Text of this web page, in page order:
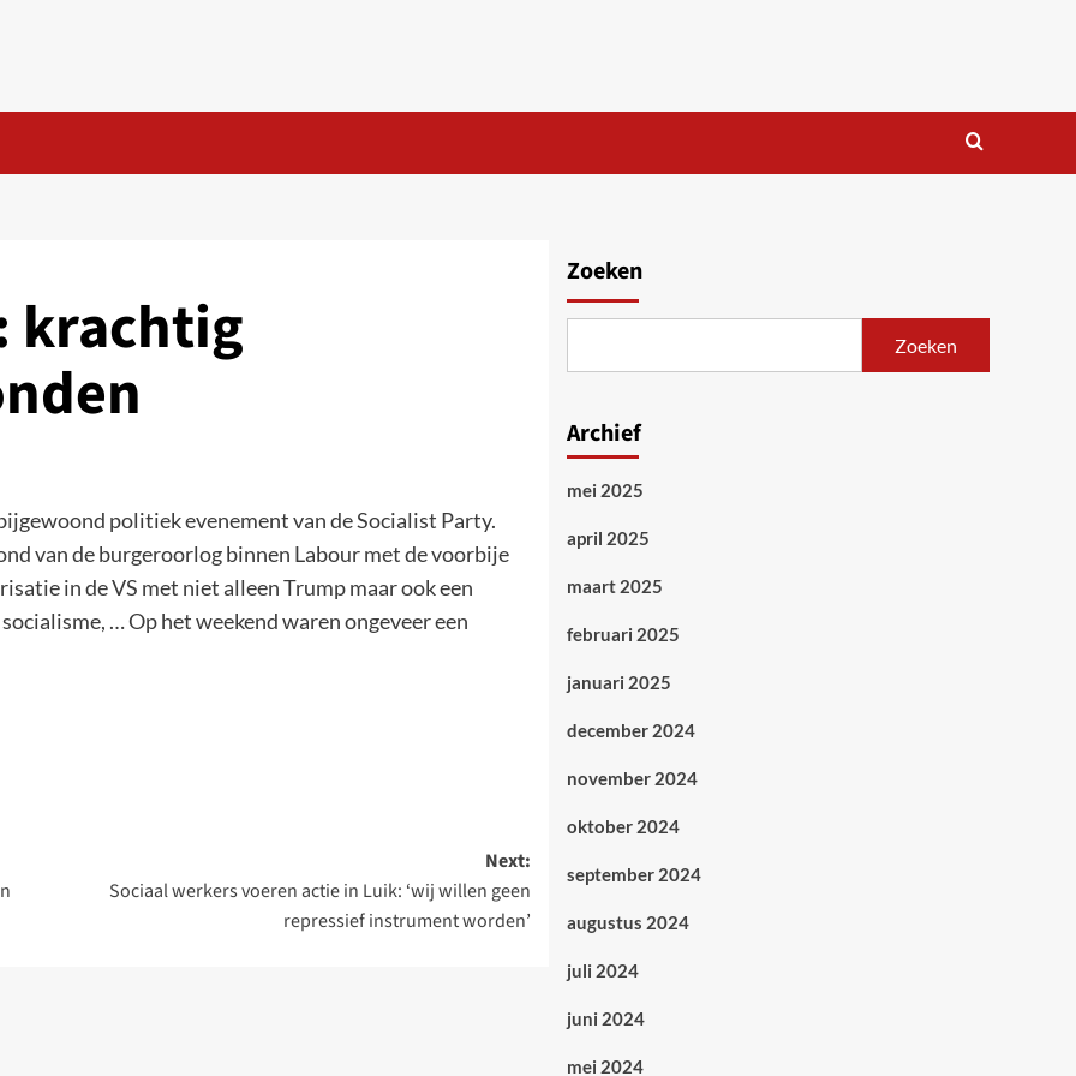
krachtig
politiek evenement van de Socialist Party.
van de burgeroorlog binnen Labour met de voorbije
in de VS met niet alleen Trump maar ook een
… Op het weekend waren ongeveer een
Next:
Sociaal werkers voeren actie in Luik: ‘wij willen geen
repressief instrument worden’
Zoeken
Zoeken
Archief
mei 2025
april 2025
maart 2025
februari 2025
januari 2025
december 2024
november 2024
oktober 2024
september 2024
augustus 2024
juli 2024
juni 2024
mei 2024